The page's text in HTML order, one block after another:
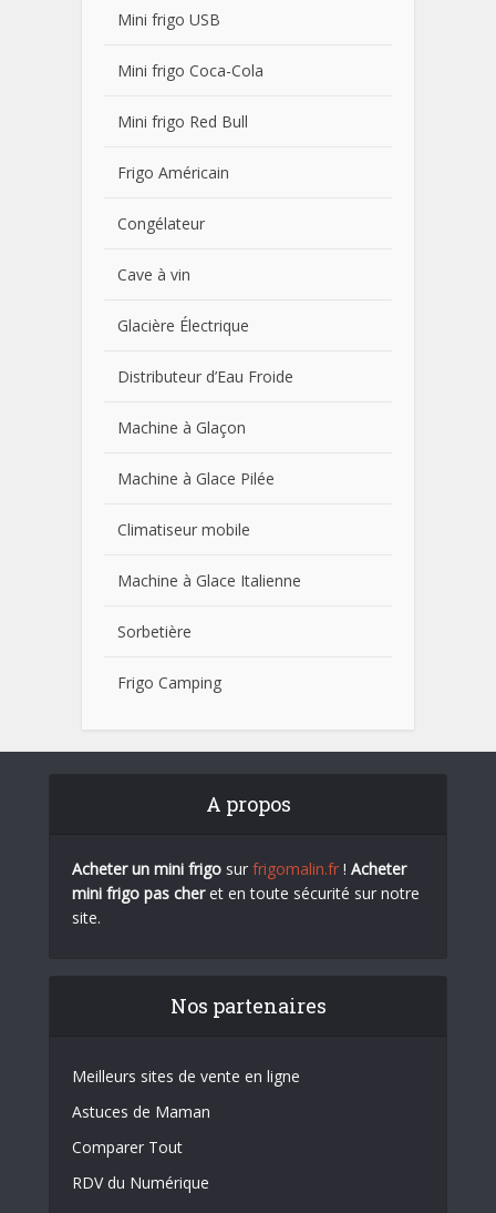
Mini frigo USB
Mini frigo Coca-Cola
Mini frigo Red Bull
Frigo Américain
Congélateur
Cave à vin
Glacière Électrique
Distributeur d’Eau Froide
Machine à Glaçon
Machine à Glace Pilée
Climatiseur mobile
Machine à Glace Italienne
Sorbetière
Frigo Camping
A propos
Acheter un mini frigo sur frigomalin.fr ! Acheter
mini frigo pas cheret en toute sécurité sur notre
site.
Nos partenaires
Meilleurs sites de vente en ligne
Astuces de Maman
Comparer Tout
RDV du Numérique